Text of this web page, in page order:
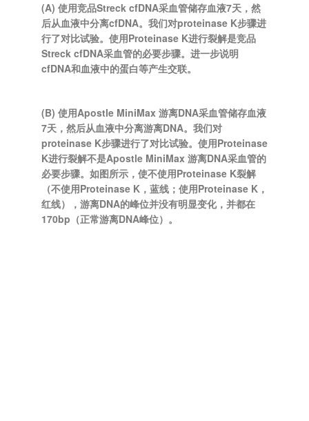
(A) 使用竞品Streck cfDNA采血管储存血液7天，然
后从血液中分离cfDNA。我们对proteinase K步骤进
行了对比试验。使用Proteinase K进行裂解是竞品
Streck cfDNA采血管的必要步骤。进一步说明
cfDNA和血液中的蛋白等产生交联。
(B) 使用Apostle MiniMax 游离DNA采血管储存血液
7天，然后从血液中分离游离DNA。我们对
proteinase K步骤进行了对比试验。使用Proteinase
K进行裂解不是Apostle MiniMax 游离DNA采血管的
必要步骤。如图所示，使不使用Proteinase K裂解
（不使用Proteinase K，蓝线；使用Proteinase K，
红线），游离DNA的峰位并没有明显变化，并都在
170bp（正常游离DNA峰位）。